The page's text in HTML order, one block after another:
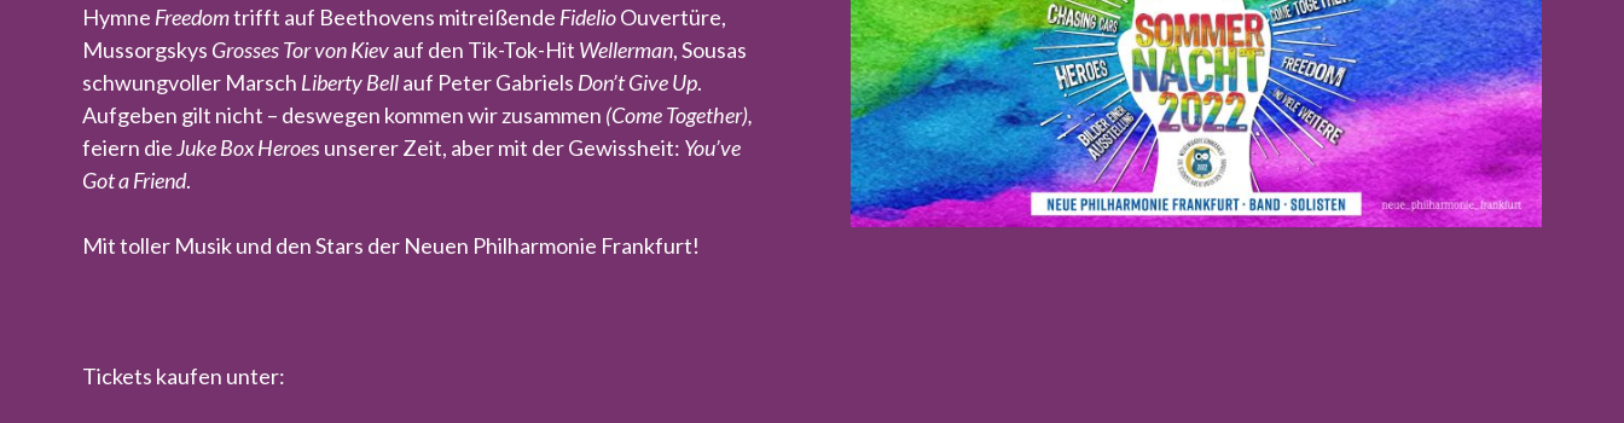
Hymne Freedomtrifft auf Beethovens mitreißende FidelioOuvertüre,
Mussorgskys Grosses Tor von Kievauf den Tik-Tok-Hit Wellerman, Sousas
schwungvoller Marsch Liberty Bellauf Peter Gabriels Don’t Give Up.
Aufgeben gilt nicht – deswegen kommen wir zusammen (Come Together),
feiern dieJuke Box Heroes unserer Zeit, aber mit der Gewissheit: You’ve
Got a Friend.
Mit toller Musik und den Stars der Neuen Philharmonie Frankfurt!
Tickets kaufen unter: